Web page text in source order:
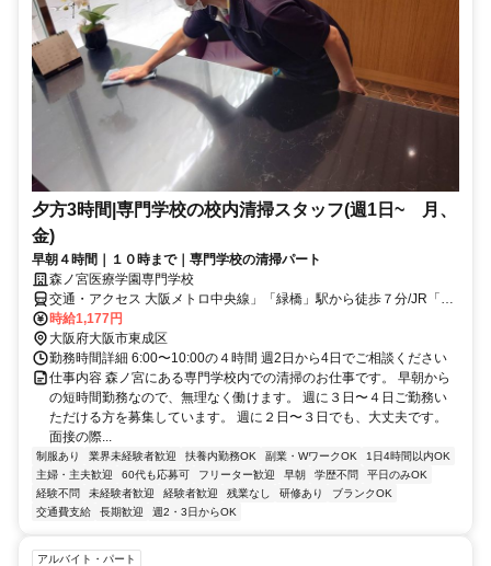
夕方3時間|専門学校の校内清掃スタッフ(週1日~ 月、
金)
早朝４時間｜１０時まで｜専門学校の清掃パート
森ノ宮医療学園専門学校
交通・アクセス 大阪メトロ中央線」「緑橋」駅から徒歩７分/JR「森
ノ宮」駅から徒歩12分
時給1,177円
大阪府大阪市東成区
勤務時間詳細 6:00〜10:00の４時間 週2日から4日でご相談ください
仕事内容 森ノ宮にある専門学校内での清掃のお仕事です。 早朝から
の短時間勤務なので、無理なく働けます。 週に３日〜４日ご勤務い
ただける方を募集しています。 週に２日〜３日でも、大丈夫です。
面接の際...
制服あり 業界未経験者歓迎 扶養内勤務OK 副業・WワークOK
1日4時間以内OK
主婦・主夫歓迎
60代も応募可 フリーター歓迎 早朝 学歴不問
平日のみOK
経験不問
未経験者歓迎 経験者歓迎 残業なし 研修あり
ブランクOK
交通費支給
長期歓迎 週2・3日からOK
アルバイト・パート